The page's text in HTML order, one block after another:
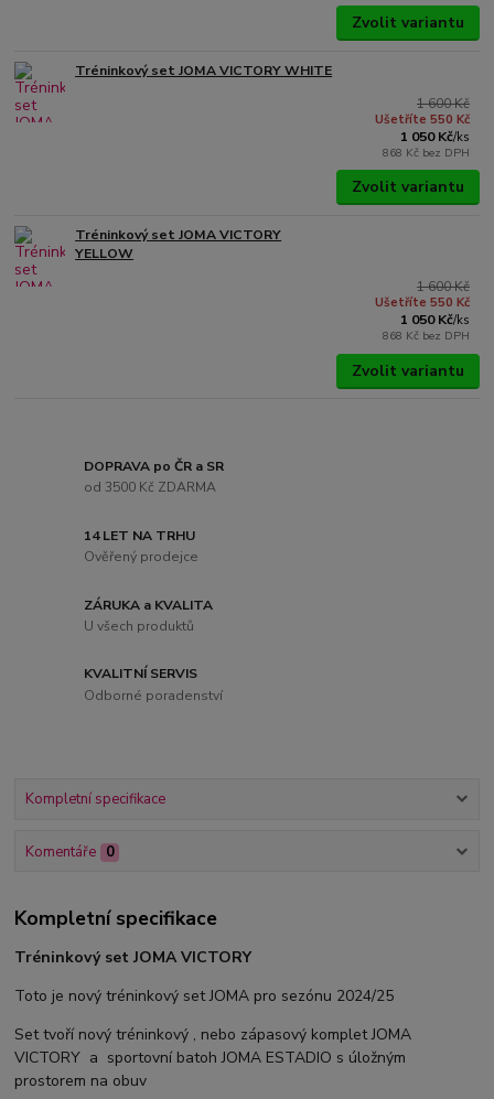
Zvolit variantu
Tréninkový set JOMA VICTORY WHITE
1 600 Kč
Ušetříte 550 Kč
1 050 Kč/ks
868 Kč bez DPH
Zvolit variantu
Tréninkový set JOMA VICTORY
YELLOW
1 600 Kč
Ušetříte 550 Kč
1 050 Kč/ks
868 Kč bez DPH
Zvolit variantu
DOPRAVA po ČR a SR
od 3500 Kč ZDARMA
14 LET NA TRHU
Ověřený prodejce
ZÁRUKA a KVALITA
U všech produktů
KVALITNÍ SERVIS
Odborné poradenství
Kompletní specifikace
Komentáře 0
Kompletní specifikace
Tréninkový set JOMA VICTORY
Toto je nový tréninkový set JOMA pro sezónu 2024/25
Set tvoří nový tréninkový , nebo zápasový komplet JOMA
VICTORY a sportovní batoh JOMA ESTADIO s úložným
prostorem na obuv